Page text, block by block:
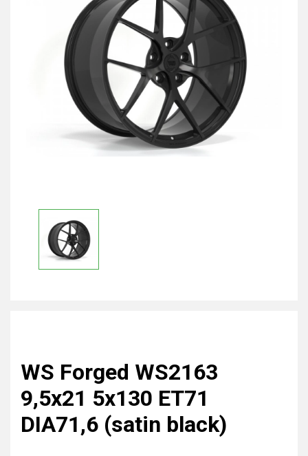
WS Forged WS2163
9,5x21 5x130 ET71
DIA71,6 (satin black)